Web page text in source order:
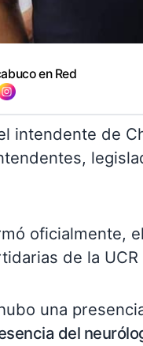
en Red
intendente de
oficialmente,
de la
una
del